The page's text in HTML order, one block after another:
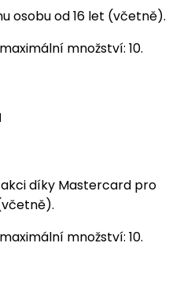
osobu od 16 let (včetně).
množství: 10.
díky Mastercard pro
množství: 10.